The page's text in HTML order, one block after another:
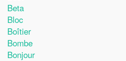
Beta
Bloc
Boîtier
Bombe
Bonjour